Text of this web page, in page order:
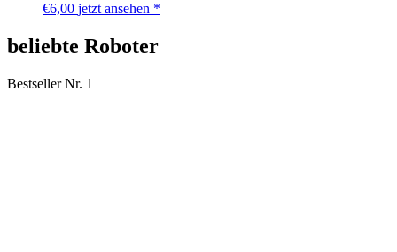
€6,00 jetzt ansehen *
beliebte Roboter
Bestseller Nr. 1